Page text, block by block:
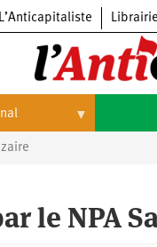
L’Anticapitaliste
le NPA